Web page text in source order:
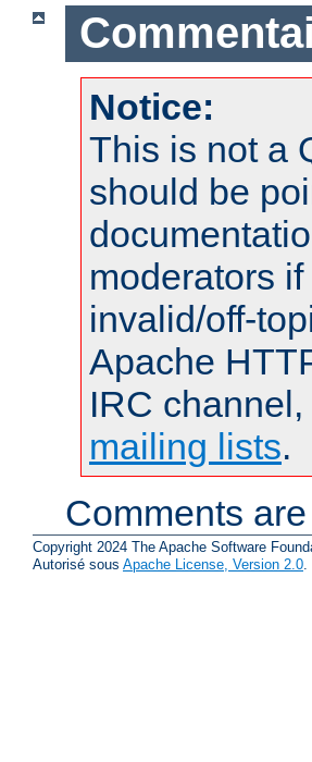
Notice:
This is not a
should be
moderators
invalid/off-
Apache
IRC
mailing lists.
Comments
Copyright 2024 The Apache Software
Autorisé sous Apache License, Version 2.0